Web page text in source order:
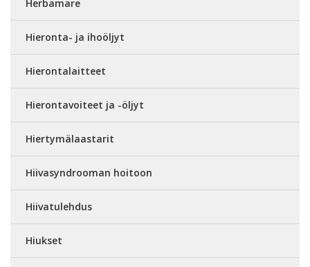
Herbamare
Hieronta- ja ihoöljyt
Hierontalaitteet
Hierontavoiteet ja -öljyt
Hiertymälaastarit
Hiivasyndrooman hoitoon
Hiivatulehdus
Hiukset